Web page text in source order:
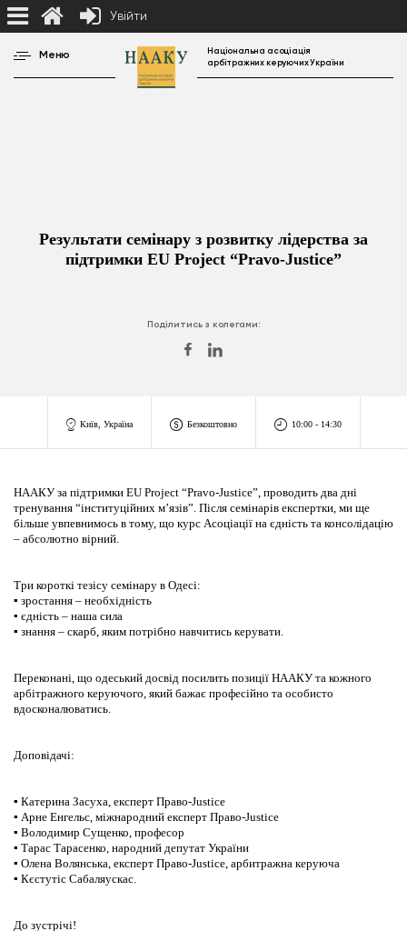
Меню
Національна асоціація
арбітражних керуючих України
Результати семінару з розвитку лідерства за
підтримки EU Project “Pravo-Justice”
Поділитись з колегами:
Київ, Україна Безкоштовно 10:00 - 14:30
НААКУ за підтримки EU Project “Pravo-Justice”, проводить два дні
тренування “інституційних м’язів”. Після семінарів експертки, ми ще
більше увпевнимось в тому, що курс Асоціації на єдність та консолідацію
– абсолютно вірний.
Три короткі тезісу семінару в Одесі:
▪ зростання – необхідність
▪ єдність – наша сила
▪ знання – скарб, яким потрібно навчитись керувати.
Переконані, що одеський досвід посилить позиції НААКУ та кожного
арбітражного керуючого, який бажає професійно та особисто
вдосконалюватись.
Доповідачі:
▪ Катерина Засуха, експерт Право-Justice
▪ Арне Енгельс, міжнародний експерт Право-Justice
▪ Володимир Сущенко, професор
▪ Тарас Тарасенко, народний депутат України
▪ Олена Волянська, експерт Право-Justice, арбитражна керуюча
▪ Кєстутіс Сабаляускас.
До зустрічі!
Увійти